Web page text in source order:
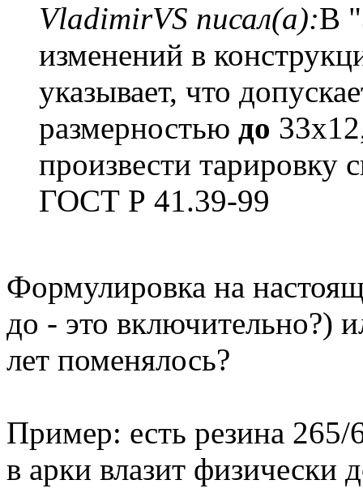
VladimirVS писал(а):В
изменений в
указывает, что
размерностью до
произвести тарировку
ГОСТ Р 41.39-99
Формулировка на
до - это включительно?)
лет поменялось?
Пример: есть резина 265/
в арки влазит физически